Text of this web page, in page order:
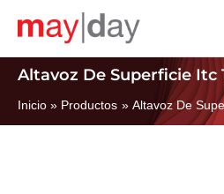
contenido
Altavoz De Superficie Itc
Inicio Productos Altavoz De